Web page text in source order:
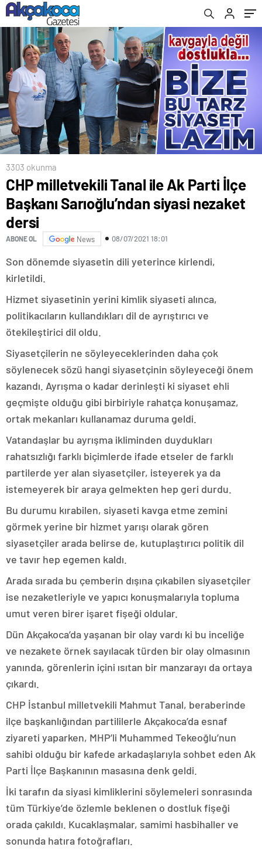
3303 okunma
CHP milletvekili Tanal ile Ak Parti İlçe
Başkanı Sarıoğlu’ndan siyasi nezaket
dersi
ABONE OL News 08/07/2021 18:01
Son dönemde siyasetin dili yeterince kirlendi,
kirletildi.
Hizmet siyasetinin yerini kimlik siyaseti alınca,
politikacıların kullandıkları dil de ayrıştırıcı ve
ötekileştirici dil oldu.
Siyasetçilerin ne söyleyeceklerinden daha çok
söylenecek sözü hangi siyasetçinin söyleyeceği önem
kazandı. Ayrışma o kadar derinleşti ki siyaset ehli
geçmişte olduğu gibi birbiriyle rahatça konuşamaz,
ortak mekanları kullanamaz duruma geldi.
Vatandaşlar bu ayrışma ikliminden duydukları
rahatsızlığı farklı biçimlerde ifade etseler de farklı
partilerde yer alan siyasetçiler, isteyerek ya da
istemeyerek bir araya gelmekten hep geri durdu.
Bu durumu kırabilen, siyaseti kavga etme zemini
görmek yerine bir hizmet yarışı olarak gören
siyasetçiler arada belirse de, kutuplaştırıcı politik dil
ve tavır hep egemen kaldı.
Arada sırada bu çemberin dışına çıkabilen siyasetçiler
ise nezaketleriyle ve yapıcı konuşmalarıyla topluma
umut veren birer işaret fişeği oldular.
Dün Akçakoca’da yaşanan bir olay vardı ki bu inceliğe
ve nezakete örnek sayılacak türden bir olay olmasının
yanında, görenlerin içini ısıtan bir manzarayı da ortaya
çıkardı.
CHP İstanbul milletvekili Mahmut Tanal, beraberinde
ilçe başkanlığından partililerle Akçakoca’da esnaf
ziyareti yaparken, MHP’li Muhammed Tekeoğlu’nun
sahibi olduğu bir kafede arkadaşlarıyla sohbet eden Ak
Parti İlçe Başkanının masasına denk geldi.
İki tarafın da siyasi kimliklerini söylemeleri sonrasında
tüm Türkiye’de özlemle beklenen o dostluk fişeği
orada çakıldı. Kucaklaşmalar, samimi hasbihaller ve
sonunda hatıra fotoğrafları.